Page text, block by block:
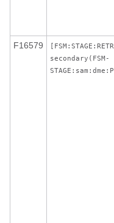
F16579
secondary(FSM-